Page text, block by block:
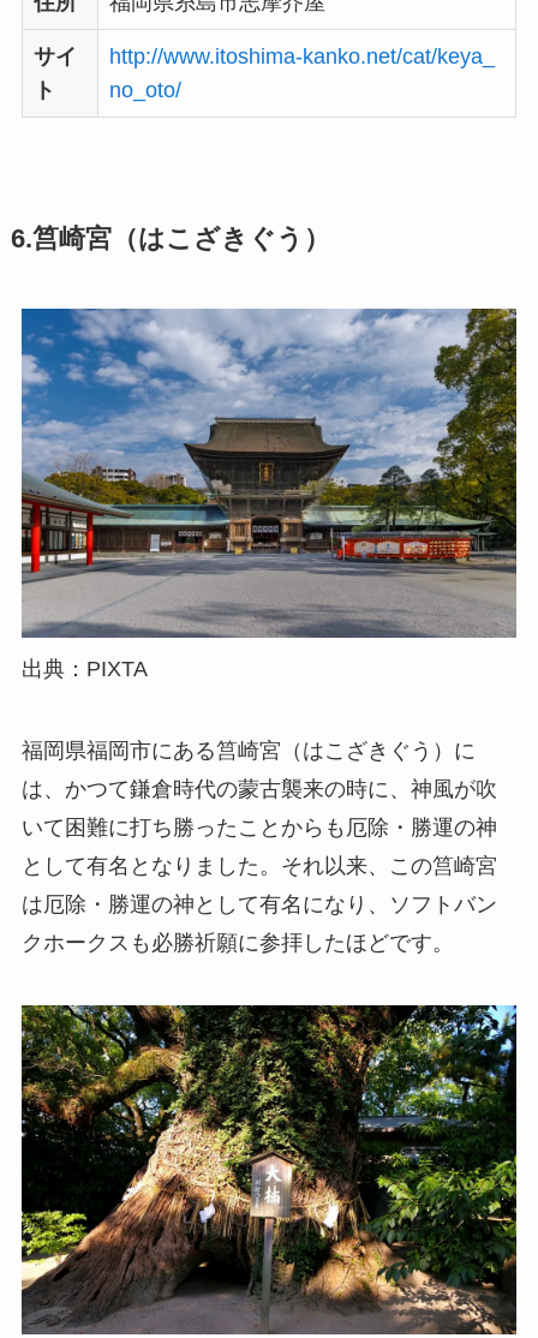
サイ
ト
http://www.itoshima-kanko.net/cat/keya_
no_oto/
6.筥崎宮（はこざきぐう）
出典：PIXTA
福岡県福岡市にある筥崎宮（はこざきぐう）に
は、かつて鎌倉時代の蒙古襲来の時に、神風が吹
いて困難に打ち勝ったことからも厄除・勝運の神
として有名となりました。それ以来、この筥崎宮
は厄除・勝運の神として有名になり、ソフトバン
クホークスも必勝祈願に参拝したほどです。